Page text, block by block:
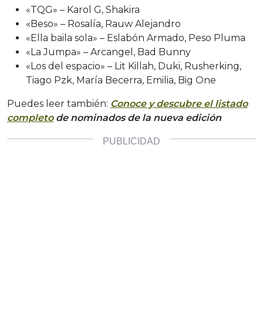
«TQG» – Karol G, Shakira
«Beso» – Rosalía, Rauw Alejandro
«Ella baila sola» – Eslabón Armado, Peso Pluma
«La Jumpa» – Arcangel, Bad Bunny
«Los del espacio» – Lit Killah, Duki, Rusherking,
Tiago Pzk, María Becerra, Emilia, Big One
Puedes leer también: Conoce y descubre el listado
completode nominados de la nueva edición